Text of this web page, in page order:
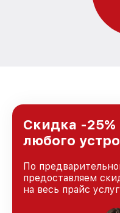
Скидка -25%
любого
По
предоставляем
на весь прайс